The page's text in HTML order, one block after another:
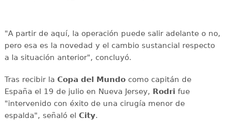
"A partir de aquí, la operación puede salir adelante o no,
pero esa es la novedad y el cambio sustancial respecto
a la situación anterior", concluyó.
Tras recibir la Copa del Mundocomo capitán de
España el 19 de julio en Nueva Jersey, Rodri fue
"intervenido con éxito de una cirugía menor de
espalda", señaló el City.